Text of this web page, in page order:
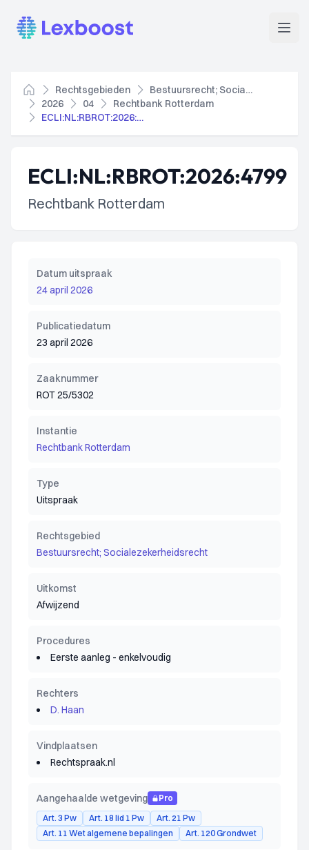
Lexboost
Home
Rechtsgebieden
Bestuursrecht; Socialezekerheidsrecht
2026
04
Rechtbank Rotterdam
ECLI:NL:RBROT:2026:4799
ECLI:NL:RBROT:2026:4799
Rechtbank Rotterdam
Datum uitspraak
24 april 2026
Publicatiedatum
23 april 2026
Zaaknummer
ROT 25/5302
Instantie
Rechtbank Rotterdam
Type
Uitspraak
Rechtsgebied
Bestuursrecht; Socialezekerheidsrecht
Uitkomst
Afwijzend
Procedures
Eerste aanleg - enkelvoudig
Rechters
D. Haan
Vindplaatsen
Rechtspraak.nl
Aangehaalde wetgeving
Pro
Art. 3 Pw
Art. 18 lid 1 Pw
Art. 21 Pw
Art. 11 Wet algemene bepalingen
Art. 120 Grondwet